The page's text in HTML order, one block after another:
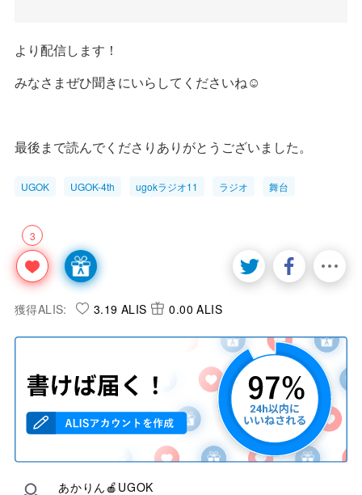
より配信します！
みなさまぜひ聞きにいらしてくださいね☺️
最後まで読んでくださりありがとうございました。
UGOK UGOK-4th ugokラジオ11 ラジオ 舞台
3
獲得ALIS: 3.19 ALIS 0.00 ALIS
あかりん🍎UGOK